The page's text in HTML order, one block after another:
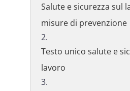
Salute e sicurezza sul
misure di prevenzione
Testo unico salute e
lavoro